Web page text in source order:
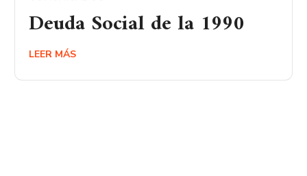
Deuda Social de la 1990
LEER MÁS